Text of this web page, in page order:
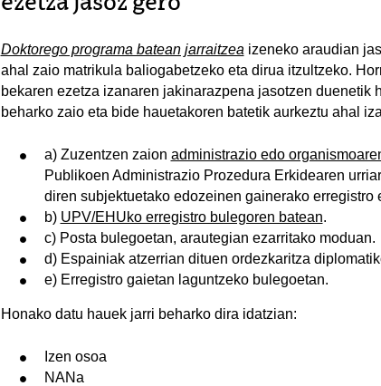
Doktorego programa batean jarraitzea izeneko araudian
ahal zaio matrikula baliogabetzeko eta dirua itzultzeko.
bekaren ezetza izanaren jakinarazpena jasotzen duenetik
beharko zaio eta bide hauetakoren batetik aurkeztu ahal
a) Zuzentzen zaion administrazio edo
Publikoen Administrazio Prozedura Erkidearen
diren subjektuetako edozeinen gainerako erregistro
b) UPV/EHUko erregistro bulegoren batean.
c) Posta bulegoetan, arautegian ezarritako moduan.
d) Espainiak atzerrian dituen ordezkaritza
e) Erregistro gaietan laguntzeko bulegoetan.
Honako datu hauek jarri beharko dira idatzian:
Izen osoa
NANa